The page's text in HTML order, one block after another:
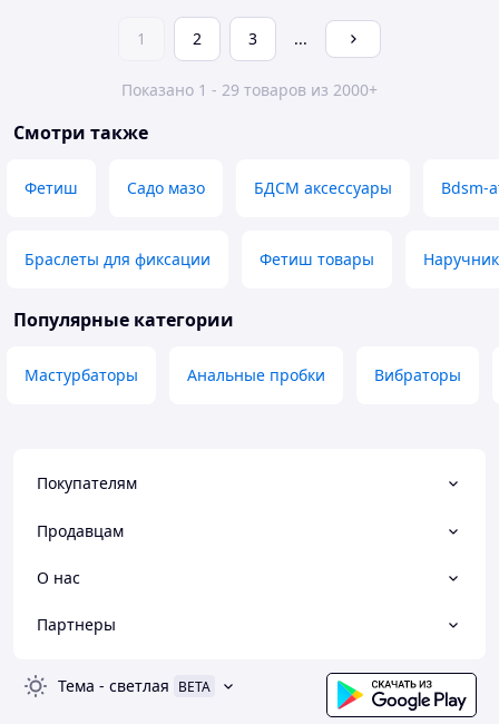
1 2 3 ...
Показано 1 - 29 товаров из 2000+
Смотри также
Фетиш Садо мазо БДСМ аксессуары Bdsm-
Браслеты для фиксации Фетиш товары
Популярные категории
Мастурбаторы Анальные пробки Вибраторы
Покупателям
Продавцам
О нас
Партнеры
Тема - светлая BETA